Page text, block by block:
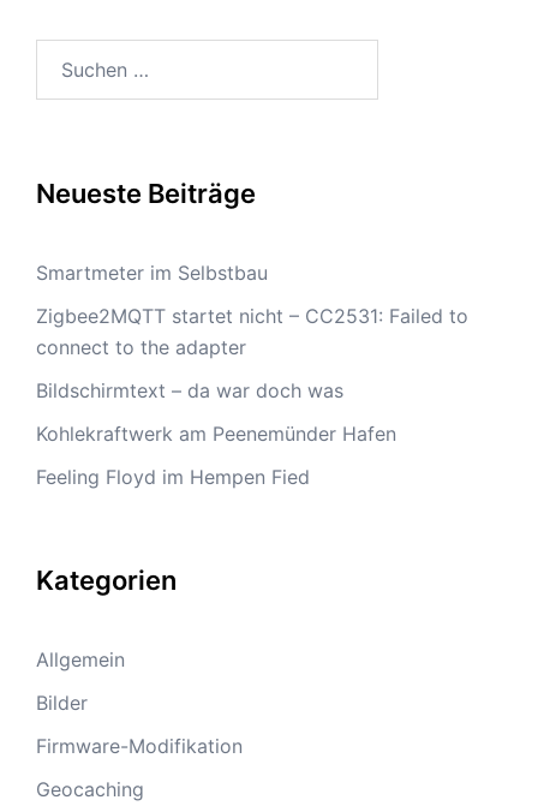
Neueste Beiträge
Smartmeter im Selbstbau
Zigbee2MQTT startet nicht – CC2531: Failed to
connect to the adapter
Bildschirmtext – da war doch was
Kohlekraftwerk am Peenemünder Hafen
Feeling Floyd im Hempen Fied
Kategorien
Allgemein
Bilder
Firmware-Modifikation
Geocaching